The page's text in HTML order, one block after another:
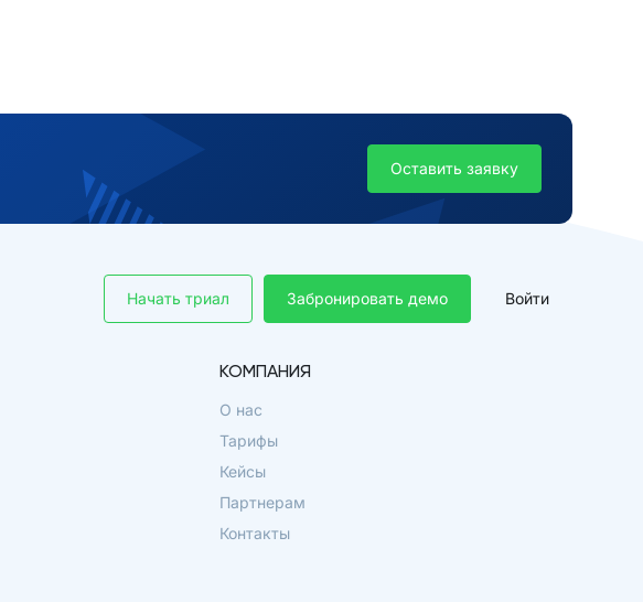
Оставить заявку
Забронировать демо
Начать триал Войти
КОМПАНИЯ
О нас
Тарифы
Кейсы
Партнерам
Контакты